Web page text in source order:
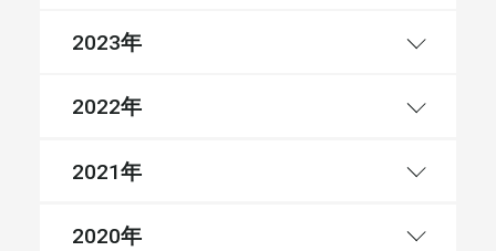
2023年
2022年
2021年
2020年